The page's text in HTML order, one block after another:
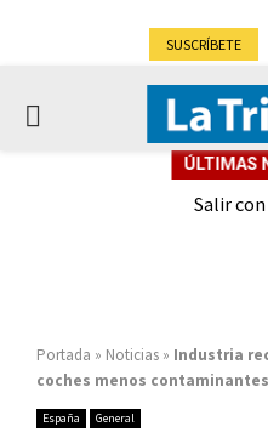
SUSCRÍBETE
PRIMARY
ÚLTIMAS
Salir
Portada » Noticias » Industria
coches menos contaminantes
España General